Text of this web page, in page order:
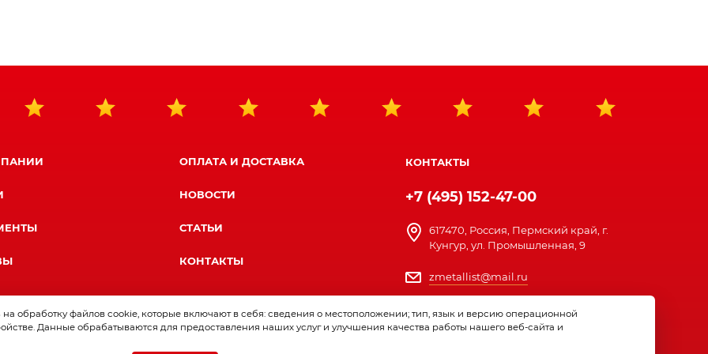
ОПЛАТА И ДОСТАВКА
НОВОСТИ
СТАТЬИ
КОНТАКТЫ
КОНТАКТЫ
+7 (495) 152-47-00
617470, Россия, Пермский край, г.
Кунгур, ул. Промышленная, 9
zmetallist@mail.ru
ПН. — ПТ. с 8:00 до 17:00
обработку файлов cookie, которые включают в себя: сведения о местоположении; тип, язык и версию операционной
Данные обрабатываются для предоставления наших услуг и улучшения качества работы нашего веб-сайта и